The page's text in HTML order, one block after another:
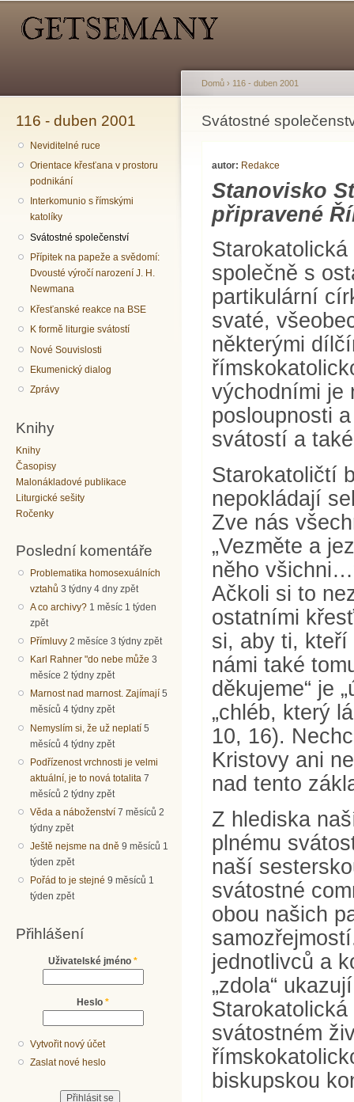
116 - duben 2001
Neviditelné ruce
Orientace křesťana v prostoru
podnikání
Interkomunio s římskými
katolíky
Svátostné společenství
Přípitek na papeže a svědomí:
Dvousté výročí narození J. H.
Newmana
Křesťanské reakce na BSE
K formě liturgie svátostí
Nové Souvislosti
Ekumenický dialog
Zprávy
Knihy
Knihy
Časopisy
Malonákladové publikace
Liturgické sešity
Ročenky
Poslední komentáře
Problematika homosexuálních
vztahů 3 týdny 4 dny zpět
A co archivy? 1 měsíc 1 týden
zpět
Přímluvy 2 měsíce 3 týdny zpět
Karl Rahner "do nebe může 3
měsíce 2 týdny zpět
Marnost nad marnost. Zajímají 5
měsíců 4 týdny zpět
Nemyslím si, že už neplatí 5
měsíců 4 týdny zpět
Podřízenost vrchnosti je velmi
aktuální, je to nová totalita 7
měsíců 2 týdny zpět
Věda a náboženství 7 měsíců 2
týdny zpět
Ještě nejsme na dně 9 měsíců 1
týden zpět
Pořád to je stejné 9 měsíců 1
týden zpět
Přihlášení
Uživatelské jméno *
Heslo *
Vytvořit nový účet
Zaslat nové heslo
Jste zde
Domů › 116 - duben 2001
Svátostné
autor: Redakce
Stanovisko
připravené
společně s
partikulární
svaté,
některými
východními je
posloupnosti
svátostí a
Starokatoličtí
nepokládají
Zve nás
„Vezměte a
něho
Ačkoli si to
ostatními
si, aby ti,
námi také
děkujeme“ je
„chléb, který
10, 16).
Kristovy ani
nad tento
Z hlediska
plnému
naší
svátostné
obou našich
jednotlivců a
„zdola“
svátostném
biskupskou